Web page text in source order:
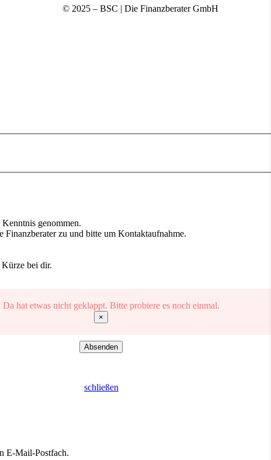
© 2025 – BSC | Die Finanzberater GmbH
Kenntnis genommen.
zu und bitte um Kontaktaufnahme.
bei dir.
Da hat etwas nicht geklappt. Bitte probiere es noch einmal.
×
Absenden
schließen
E-Mail-Postfach.